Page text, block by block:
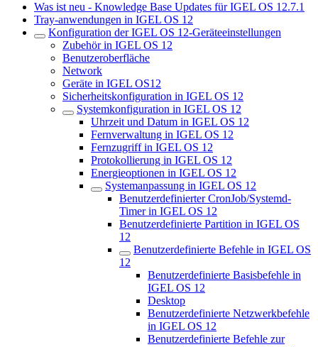
Was ist neu - Knowledge Base Updates für IGEL OS 12.7.1
Tray-anwendungen in IGEL OS 12
Konfiguration der IGEL OS 12-Geräteeinstellungen
Zubehör in IGEL OS 12
Benutzeroberfläche
Network
Geräte in IGEL OS12
Sicherheitskonfiguration in IGEL OS 12
Systemkonfiguration in IGEL OS 12
Uhrzeit und Datum in IGEL OS 12
Fernverwaltung in IGEL OS 12
Fernzugriff in IGEL OS 12
Protokollierung in IGEL OS 12
Energieoptionen in IGEL OS 12
Systemanpassung in IGEL OS 12
Benutzerdefinierter CronJob/Systemd-
Timer in IGEL OS 12
Benutzerdefinierte Partition in IGEL OS
12
Benutzerdefinierte Befehle in IGEL OS
12
Benutzerdefinierte Basisbefehle in
IGEL OS 12
Desktop
Benutzerdefinierte Netzwerkbefehle
in IGEL OS 12
Benutzerdefinierte Befehle zur